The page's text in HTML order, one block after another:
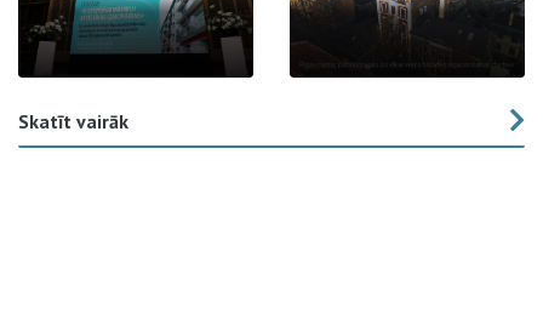
Skatīt vairāk